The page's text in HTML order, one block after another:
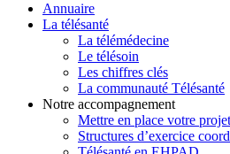
Annuaire
La télésanté
La télémédecine
Le télésoin
Les chiffres clés
La communauté Télésanté
Notre accompagnement
Mettre en place votre
Structures d’exercice